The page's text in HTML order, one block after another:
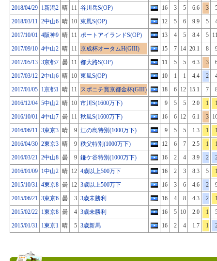
2018/04/29 1新潟2 晴 11 谷川岳S(OP) 16 3 5 6.6 3
2018/03/11 2中山6 晴 10 東風S(OP) 12 5 6 9.9 5
2017/10/01 4阪神9 晴 11 ポートアイランドS(OP) 13 4 5 8.4 5
2017/09/10 4中山2 晴 11 京成杯オータムH(GIII) 15 7 14 20.1 8
2017/05/13 3京都7 曇 11 都大路S(OP) 11 5 5 6.3 3
2017/03/12 2中山6 晴 10 東風S(OP) 10 1 1 4.4 2
2017/01/05 1京都1 晴 11 スポニチ賞京都金杯(GIII) 18 6 12 15.1 7
2016/12/04 5中山2 晴 10 市川S(1600万下) 9 5 5 2.0 1
2016/10/01 4中山7 曇 11 秋風S(1600万下) 16 6 12 6.1 3
2016/06/11 3東京3 晴 9 江の島特別(1000万下) 9 5 5 1.3 1
2016/04/30 2東京3 晴 9 秩父特別(1000万下) 12 6 7 2.5 1
2016/03/21 2中山8 曇 9 鎌ケ谷特別(1000万下) 16 2 4 3.9 2
2016/01/09 1中山2 晴 12 4歳以上500万下 16 2 3 8.3 5
2015/10/31 4東京8 曇 12 3歳以上500万下 16 3 6 4.6 2
2015/06/21 3東京6 曇 3 3歳未勝利 16 4 8 4.3 2
2015/02/22 1東京8 曇 4 3歳未勝利 16 5 10 2.0 1
2015/01/31 1東京1 晴 5 3歳新馬 16 2 4 1.7 1